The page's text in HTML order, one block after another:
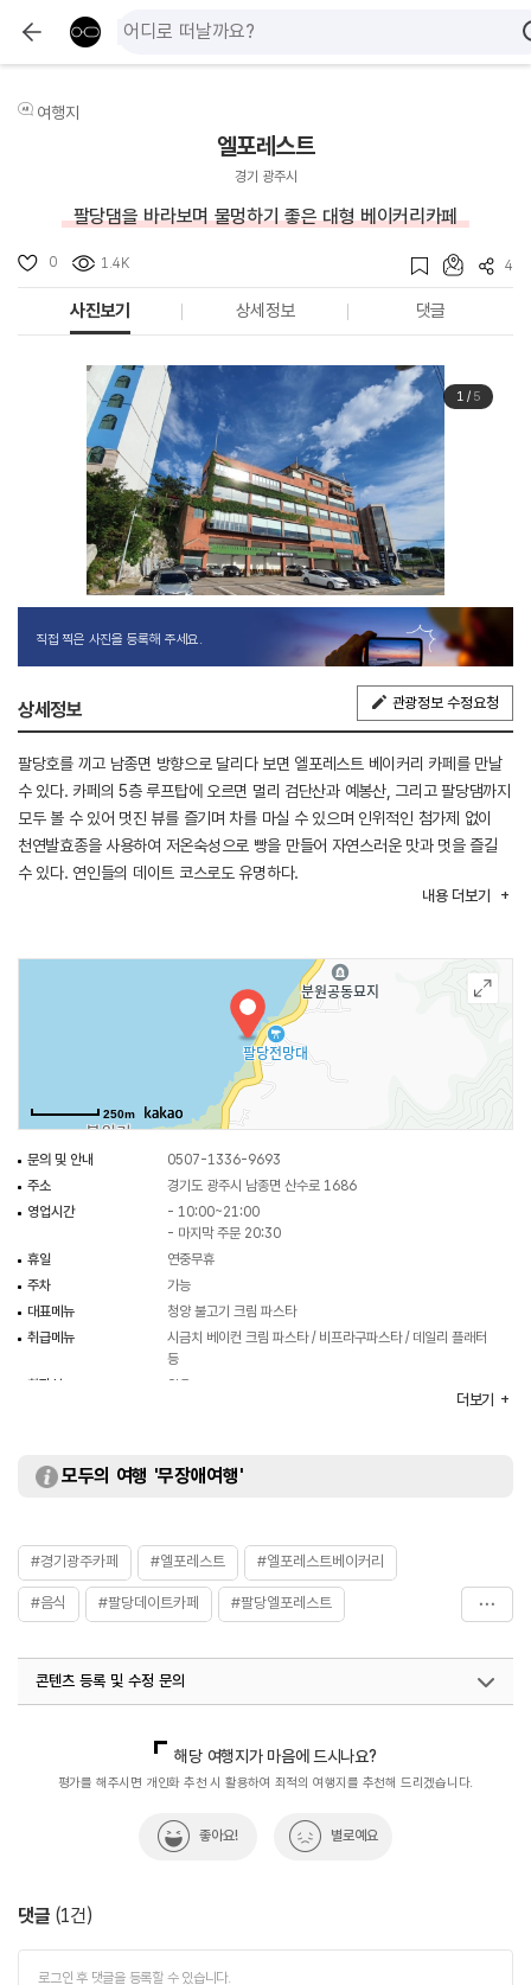
여행지
엘포레스트
경기 광주시
팔당댐을 바라보며 물멍하기 좋은 대형 베이커리카페
0 1.4K 4
사진보기 상세정보 댓글
1/ 5
직접 찍은 사진을 등록해 주세요.
상세정보 관광정보 수정요청
팔당호를 끼고 남종면 방향으로 달리다 보면 엘포레스트 베이커리 카페를 만날
수 있다. 카페의 5층 루프탑에 오르면 멀리 검단산과 예봉산, 그리고 팔당댐까지
모두 볼 수 있어 멋진 뷰를 즐기며 차를 마실 수 있으며 인위적인 첨가제 없이
천연발효종을 사용하여 저온숙성으로 빵을 만들어 자연스러운 맛과 멋을 즐길
수 있다. 연인들의 데이트 코스로도 유명하다.
내용 더보기
250m
문의 및 안내
0507-1336-9693
주소
경기도 광주시 남종면 산수로 1686
영업시간
- 10:00~21:00
- 마지막 주문 20:30
휴일
연중무휴
주차
가능
대표메뉴
청양 불고기 크림 파스타
취급메뉴
시금치 베이컨 크림 파스타 / 비프라구파스타 / 데일리 플래터
등
화장실
있음
더보기
모두의 여행 '무장애여행'
#경기광주카페 #엘포레스트 #엘포레스트베이커리
#음식 #팔당데이트카페 #팔당엘포레스트
콘텐츠 등록 및 수정 문의
해당 여행지가 마음에 드시나요?
평가를 해주시면 개인화 추천 시 활용하여 최적의 여행지를 추천해 드리겠습니다.
좋아요! 별로예요
댓글 (1건)